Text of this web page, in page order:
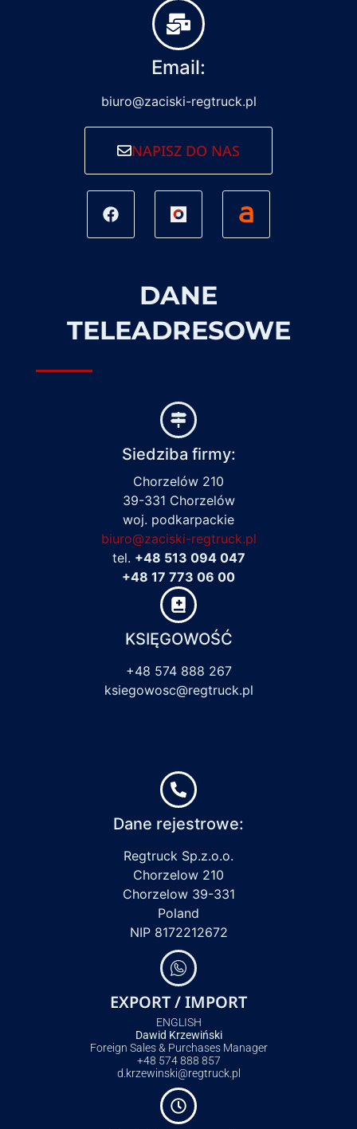
Email:
biuro@zaciski-regtruck.pl
NAPISZ DO NAS
DANE
TELEADRESOWE
Siedziba firmy:
Chorzelów 210
39-331 Chorzelów
woj. podkarpackie
biuro@zaciski-regtruck.pl
tel. +48 513 094 047
+48 17 773 06 00
KSIĘGOWOŚĆ
+48 574 888 267
ksiegowosc@regtruck.pl
Dane rejestrowe:
Regtruck Sp.z.o.o.
Chorzelow 210
Chorzelow 39-331
Poland
NIP 8172212672
EXPORT / IMPORT
ENGLISH
Dawid Krzewiński
Foreign Sales & Purchases Manager
+48 574 888 857
d.krzewinski@regtruck.pl